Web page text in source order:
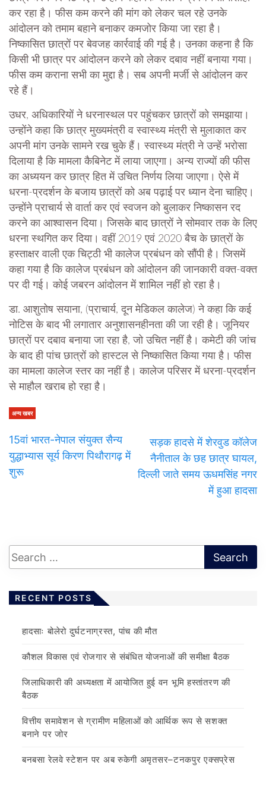
कर रहा है। फीस कम करने की मांग को लेकर चल रहे उनके
आंदोलन को तमाम बहाने बनाकर कमजोर किया जा रहा है।
निष्कासित छात्रों पर बेवजह कार्रवाई की गई है। उनका कहना है कि
किसी भी छात्र पर आंदोलन करने को लेकर दबाव नहीं बनाया गया।
फीस कम कराना सभी का मुद्दा है। सब अपनी मर्जी से आंदोलन कर
रहे हैं।
उधर, अधिकारियों ने धरनास्थल पर पहुंचकर छात्रों को समझाया।
उन्होंने कहा कि छात्र मुख्यमंत्री व स्वास्थ्य मंत्री से मुलाकात कर
अपनी मांग उनके सामने रख चुके हैं। स्वास्थ्य मंत्री ने उन्हें भरोसा
दिलाया है कि मामला कैबिनेट में लाया जाएगा। अन्य राज्यों की फीस
का अध्ययन कर छात्र हित में उचित निर्णय लिया जाएगा। ऐसे में
धरना-प्रदर्शन के बजाय छात्रों को अब पढ़ाई पर ध्यान देना चाहिए।
उन्होंने प्राचार्य से वार्ता कर एवं स्वजन को बुलाकर निष्कासन रद
करने का आश्वासन दिया। जिसके बाद छात्रों ने सोमवार तक के लिए
धरना स्थगित कर दिया। वहीं 2019 एवं 2020 बैच के छात्रों के
हस्ताक्षर वाली एक चिट्ठी भी कालेज प्रबंधन को सौंपी है। जिसमें
कहा गया है कि कालेज प्रबंधन को आंदोलन की जानकारी वक्त-वक्त
पर दी गई। कोई जबरन आंदोलन में शामिल नहीं हो रहा है।
डा. आशुतोष सयाना, (प्राचार्य, दून मेडिकल कालेज) ने कहा कि कई
नोटिस के बाद भी लगातार अनुशासनहीनता की जा रही है। जूनियर
छात्रों पर दबाव बनाया जा रहा है, जो उचित नहीं है। कमेटी की जांच
के बाद ही पांच छात्रों को हास्टल से निष्कासित किया गया है। फीस
का मामला कालेज स्तर का नहीं है। कालेज परिसर में धरना-प्रदर्शन
से माहौल खराब हो रहा है।
अन्य खबर
15वां भारत-नेपाल संयुक्त सैन्य
युद्धाभ्यास सूर्य किरण पिथौरागढ़ में
शुरू
सड़क हादसे में शेरवुड कॉलेज
नैनीताल के छह छात्र घायल,
दिल्ली जाते समय ऊधमसिंह नगर
में हुआ हादसा
RECENT POSTS
हादसाः बोलेरो दुर्घटनाग्रस्त, पांच की मौत
कौशल विकास एवं रोजगार से संबंधित योजनाओं की समीक्षा बैठक
जिलाधिकारी की अध्यक्षता में आयोजित हुई वन भूमि हस्तांतरण की
बैठक
वित्तीय समावेशन से ग्रामीण महिलाओं को आर्थिक रूप से सशक्त
बनाने पर जोर
बनबसा रेलवे स्टेशन पर अब रुकेगी अमृतसर–टनकपुर एक्सप्रेस